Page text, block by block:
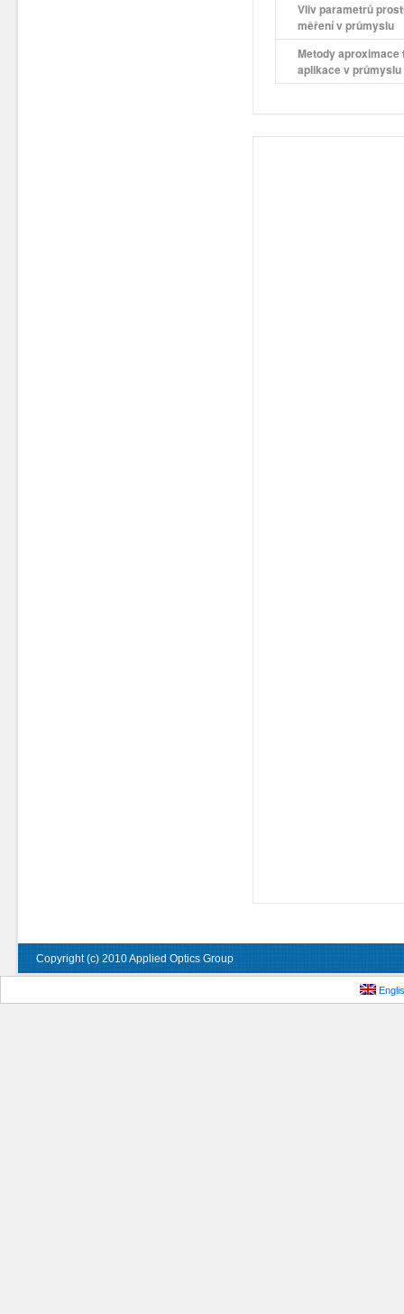
Vliv parametrů
měření v průmyslu
Metody aproximace
aplikace v
Copyright (c) 2010 Applied Optics Group